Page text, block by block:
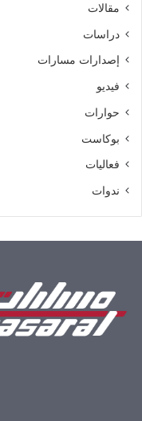
مقالات
دراسات
إصدارات مسارات
فيديو
حوارات
بوكاست
فعاليات
ندوات